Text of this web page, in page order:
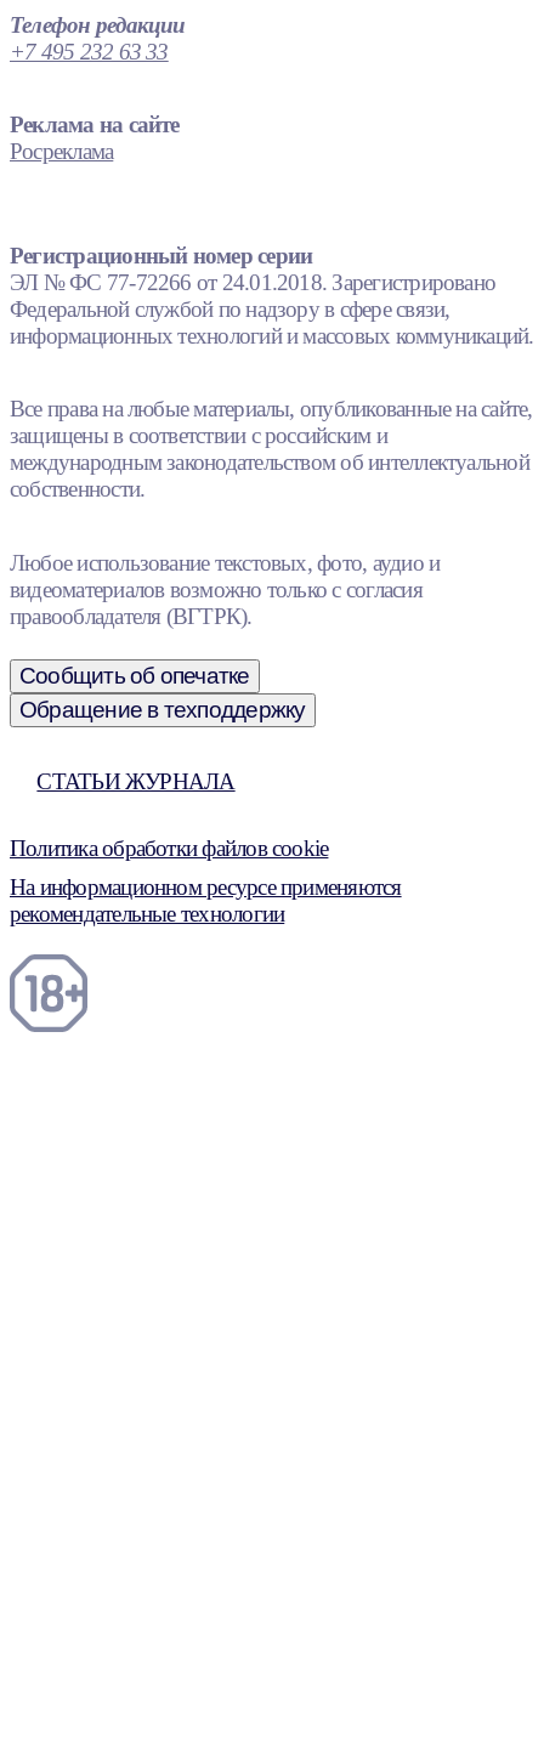
Телефон редакции
+7 495 232 63 33
Реклама на сайте
Росреклама
Регистрационный номер серии
ЭЛ № ФС 77-72266 от 24.01.2018. Зарегистрировано
Федеральной службой по надзору в сфере связи,
информационных технологий и массовых коммуникаций.
Все права на любые материалы, опубликованные на сайте,
защищены в соответствии с российским и
международным законодательством об интеллектуальной
собственности.
Любое использование текстовых, фото, аудио и
видеоматериалов возможно только с согласия
правообладателя (ВГТРК).
Сообщить об опечатке
Обращение в техподдержку
СТАТЬИ ЖУРНАЛА
Политика обработки файлов cookie
На информационном ресурсе применяются
рекомендательные технологии